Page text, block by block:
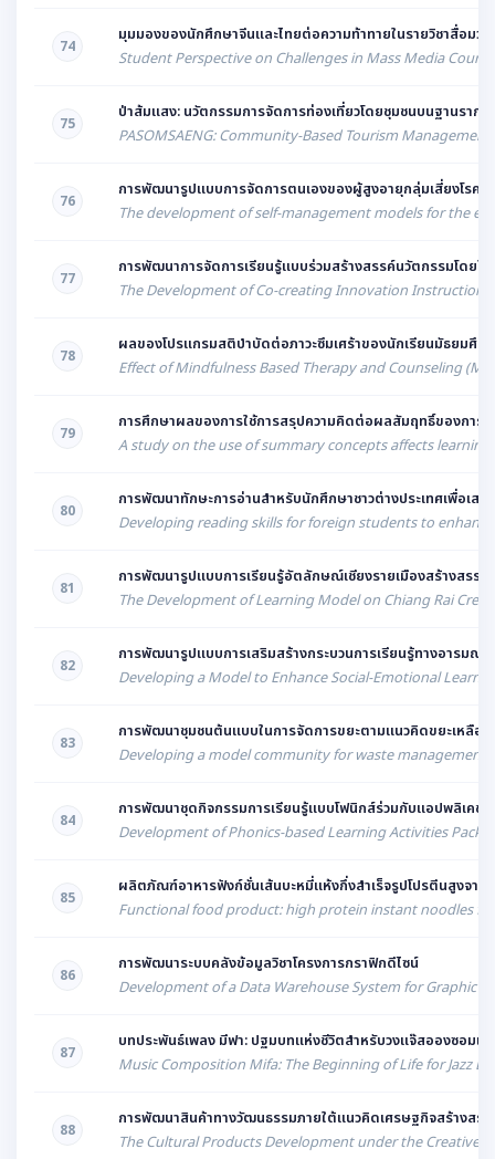
74
มุมมองของนักศึกษาจีนและไทยต่อความท้าทายในรายวิชาสื่อม
Student Perspective on Challenges in Mass Media
75
ป่าส้มแสง: นวัตกรรมการจัดการท่องเที่ยวโดยชุมชนบนฐานราก
PASOMSAENG: Community-Based Tourism
76
การพัฒนารูปแบบการจัดการตนเองของผู้สูงอายุกลุ่มเสี่ยงโรค
The development of self-management models for the
77
การพัฒนาการจัดการเรียนรู้แบบร่วมสร้างสรรค์นวัตกรรมโดยใ
The Development of Co-creating Innovation Instruction
78
ผลของโปรแกรมสติบำบัดต่อภาวะซึมเศร้าของนักเรียนมัธยมศึก
Effect of Mindfulness Based Therapy and Counseling
79
การศึกษาผลของการใช้การสรุปความคิดต่อผลสัมฤทธิ์ของการเ
A study on the use of summary concepts affects
80
การพัฒนาทักษะการอ่านสำหรับนักศึกษาชาวต่างประเทศเพื่อ
Developing reading skills for foreign students to
81
การพัฒนารูปแบบการเรียนรู้อัตลักษณ์เชียงรายเมืองสร้างสรรค์
The Development of Learning Model on Chiang Rai
82
การพัฒนารูปแบบการเสริมสร้างกระบวนการเรียนรู้ทางอารม
Developing a Model to Enhance Social-Emotional
83
การพัฒนาชุมชนต้นแบบในการจัดการขยะตามแนวคิดขยะเหลือ
Developing a model community for waste management
84
การพัฒนาชุดกิจกรรมการเรียนรู้แบบโฟนิกส์ร่วมกับแอปพลิเคชัน
Development of Phonics-based Learning Activities
85
ผลิตภัณฑ์อาหารฟังก์ชั่นเส้นบะหมี่แห้งกึ่งสำเร็จรูปโปรตีนสูงจาก
Functional food product: high protein instant noodles
86
การพัฒนาระบบคลังข้อมูลวิชาโครงการกราฟิกดีไซน์
Development of a Data Warehouse System for Graphic
87
บทประพันธ์เพลง มีฟา: ปฐมบทแห่งชีวิตสำหรับวงแจ๊สอองซอมเบิ
Music Composition Mifa: The Beginning of Life for Jazz
88
การพัฒนาสินค้าทางวัฒนธรรมภายใต้แนวคิดเศรษฐกิจสร้างสร
The Cultural Products Development under the Creative